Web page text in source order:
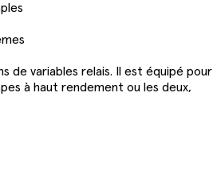
de variables relais. Il est équipé pour
à haut rendement ou les deux,